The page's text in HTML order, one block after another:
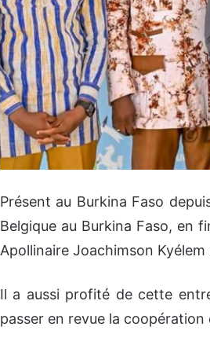
Présent au Burkina Faso
Belgique au Burkina Faso, en
Apollinaire Joachimson Kyélem
Il a aussi profité de cette
passer en revue la coopération